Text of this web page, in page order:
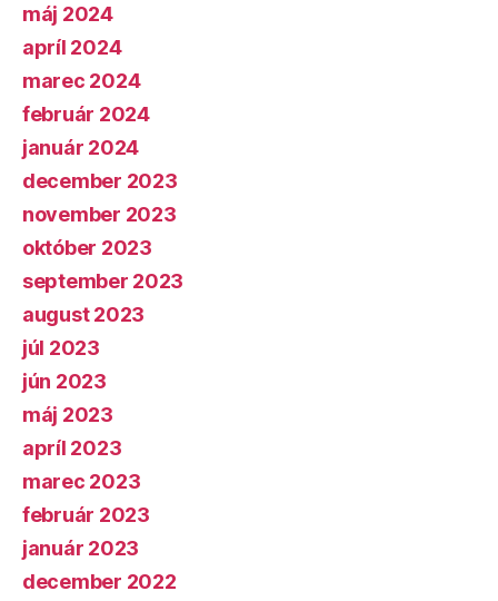
máj 2024
apríl 2024
marec 2024
február 2024
január 2024
december 2023
november 2023
október 2023
september 2023
august 2023
júl 2023
jún 2023
máj 2023
apríl 2023
marec 2023
február 2023
január 2023
december 2022